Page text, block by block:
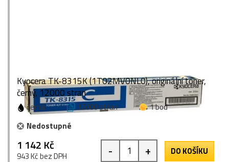
Kyocera TK-8315K (1T02MV0NL0), originální toner,
černý, 12000 stran
černá 12000 stran
1 bod
Nedostupné
1 142 Kč
943 Kč bez DPH - + DO KOŠÍKU